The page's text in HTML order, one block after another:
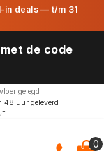
in deals — t/m 31
de code
gelegd
48 uur geleverd